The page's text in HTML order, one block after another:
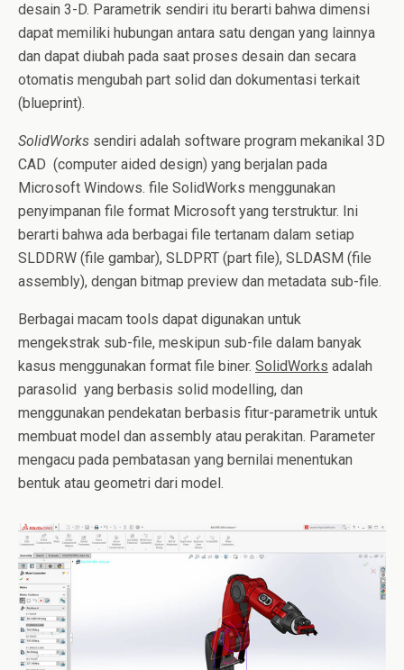
desain 3-D. Parametrik sendiri itu berarti bahwa dimensi
dapat memiliki hubungan antara satu dengan yang lainnya
dan dapat diubah pada saat proses desain dan secara
otomatis mengubah part solid dan dokumentasi terkait
(blueprint).
SolidWorks sendiri adalah software program mekanikal 3D
CAD (computer aided design) yang berjalan pada
Microsoft Windows. file SolidWorks menggunakan
penyimpanan file format Microsoft yang terstruktur. Ini
berarti bahwa ada berbagai file tertanam dalam setiap
SLDDRW (file gambar), SLDPRT (part file), SLDASM (file
assembly), dengan bitmap preview dan metadata sub-file.
Berbagai macam tools dapat digunakan untuk
mengekstrak sub-file, meskipun sub-file dalam banyak
kasus menggunakan format file biner. SolidWorks adalah
parasolid yang berbasis solid modelling, dan
menggunakan pendekatan berbasis fitur-parametrik untuk
membuat model dan assembly atau perakitan. Parameter
mengacu pada pembatasan yang bernilai menentukan
bentuk atau geometri dari model.